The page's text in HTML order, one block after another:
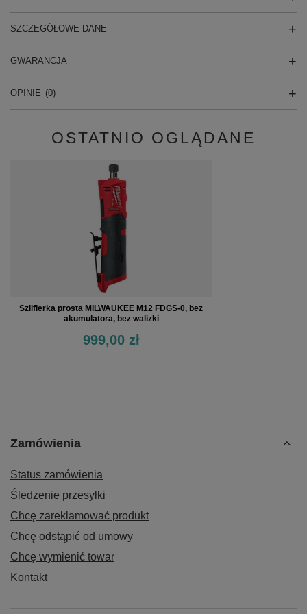
SZCZEGÓŁOWE DANE
GWARANCJA
OPINIE (0)
OSTATNIO OGLĄDANE
Szlifierka prosta MILWAUKEE M12 FDGS-0, bez
akumulatora, bez walizki
999,00 zł
Zamówienia
Status zamówienia
Śledzenie przesyłki
Chcę zareklamować produkt
Chcę odstąpić od umowy
Chcę wymienić towar
Kontakt